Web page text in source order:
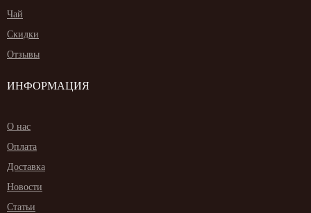
Чай
Скидки
Отзывы
ИНФОРМАЦИЯ
О нас
Оплата
Доставка
Новости
Статьи